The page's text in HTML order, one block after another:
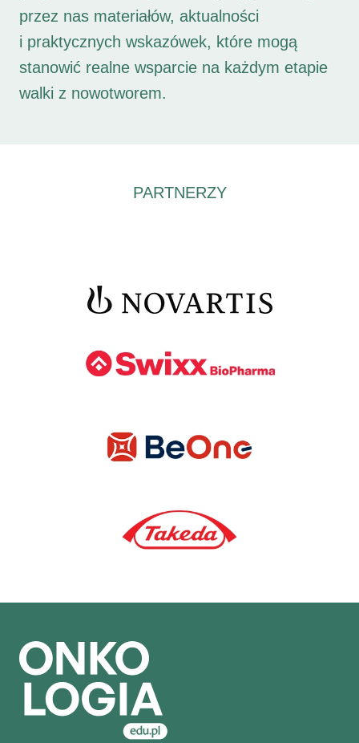
przez nas materiałów, aktualności
i praktycznych wskazówek, które mogą
stanowić realne wsparcie na każdym etapie
walki z nowotworem.
PARTNERZY